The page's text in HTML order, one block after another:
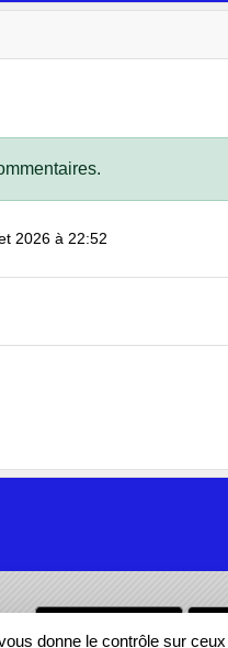
2026 à 22:52
donne le contrôle sur